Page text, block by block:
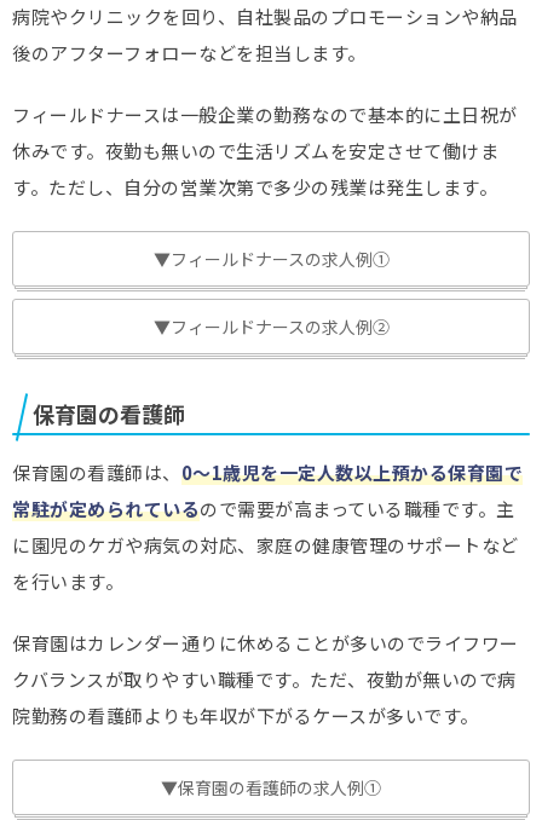
病院やクリニックを回り、自社製品のプロモーションや納品
後のアフターフォローなどを担当します。
フィールドナースは一般企業の勤務なので基本的に土日祝が
休みです。夜勤も無いので生活リズムを安定させて働けま
す。ただし、自分の営業次第で多少の残業は発生します。
▼フィールドナースの求人例①
▼フィールドナースの求人例②
保育園の看護師
保育園の看護師は、 0～1歳児を一定人数以上預かる保育園で
常駐が定められているので需要が高まっている職種です。主
に園児のケガや病気の対応、家庭の健康管理のサポートなど
を行います。
保育園はカレンダー通りに休めることが多いのでライフワー
クバランスが取りやすい職種です。ただ、夜勤が無いので病
院勤務の看護師よりも年収が下がるケースが多いです。
▼保育園の看護師の求人例①